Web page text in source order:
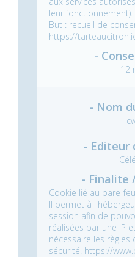
leur fonctionnement).
But : recueil de
https://
12
Cookie lié au pare-
Il permet à
session afin de
réalisées par une IP
nécessaire les règles
sécurité. https://